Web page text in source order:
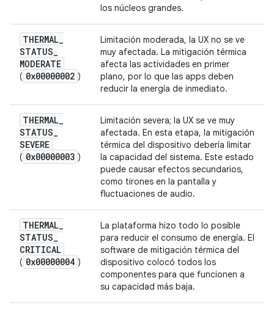
los núcleos grandes.
THERMAL
STATUS
MODERATE
( 0x00000002 )
Limitación moderada, la UX no se ve
muy afectada. La mitigación térmica
afecta las actividades en primer
plano, por lo que las apps deben
reducir la energía de inmediato.
THERMAL
STATUS
SEVERE
( 0x00000003 )
Limitación severa; la UX se ve muy
afectada. En esta etapa, la mitigación
térmica del dispositivo debería limitar
la capacidad del sistema. Este estado
puede causar efectos secundarios,
como tirones en la pantalla y
fluctuaciones de audio.
THERMAL
STATUS
CRITICAL
( 0x00000004 )
La plataforma hizo todo lo posible
para reducir el consumo de energía. El
software de mitigación térmica del
dispositivo colocó todos los
componentes para que funcionen a
su capacidad más baja.